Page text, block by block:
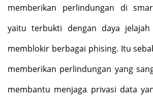
memberikan perlindungan di
yaitu terbukti dengan daya
memblokir berbagai phising. Itu
memberikan perlindungan yang
membantu menjaga privasi data